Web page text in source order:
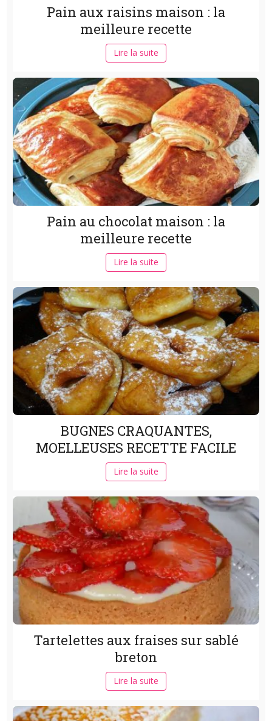
Pain aux raisins maison : la
meilleure recette
Lire la suite
Pain au chocolat maison : la
meilleure recette
Lire la suite
BUGNES CRAQUANTES,
MOELLEUSES RECETTE FACILE
Lire la suite
Tartelettes aux fraises sur sablé
breton
Lire la suite